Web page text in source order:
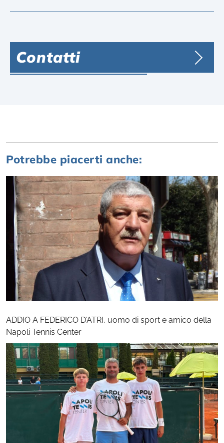
Contatti
Potrebbe piacerti anche:
ADDIO A FEDERICO D’ATRI, uomo di sport e amico della
Napoli Tennis Center